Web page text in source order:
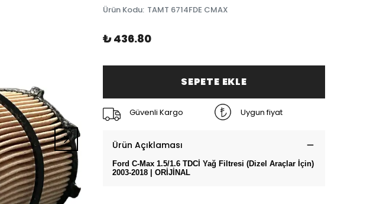
Ürün Kodu: TAMT 6714FDE CMAX
₺ 436.80
SEPETE EKLE
Güvenli Kargo Uygun fiyat
Ürün Açıklaması
Ford C-Max 1.5/1.6 TDCİ Yağ Filtresi (Dizel Araçlar İçin)
2003-2018 | ORİJİNAL